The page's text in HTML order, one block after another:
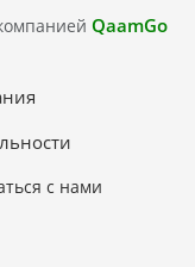
QaamGo
с нами